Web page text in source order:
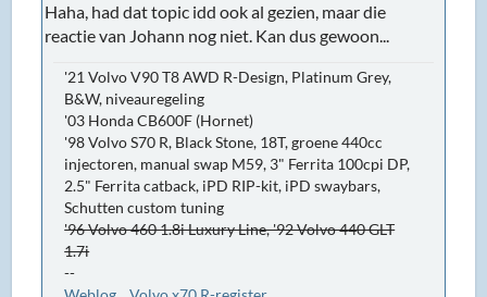
Haha, had dat topic idd ook al gezien, maar die
reactie van Johann nog niet. Kan dus gewoon...
'21 Volvo V90 T8 AWD R-Design, Platinum Grey,
B&W, niveauregeling
'03 Honda CB600F (Hornet)
'98 Volvo S70 R, Black Stone, 18T, groene 440cc
injectoren, manual swap M59, 3" Ferrita 100cpi DP,
2.5" Ferrita catback, iPD RIP-kit, iPD swaybars,
Schutten custom tuning
'96 Volvo 460 1.8i Luxury Line, '92 Volvo 440 GLT
1.7i
--